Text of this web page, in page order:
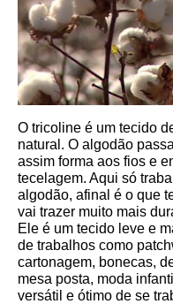
O tricoline é um tecido
natural. O algodão
assim forma aos fios e
tecelagem. Aqui só
algodão, afinal é o que
vai trazer muito mais
Ele é um tecido leve e
de trabalhos como
cartonagem, bonecas,
mesa posta, moda
versátil e ótimo de se